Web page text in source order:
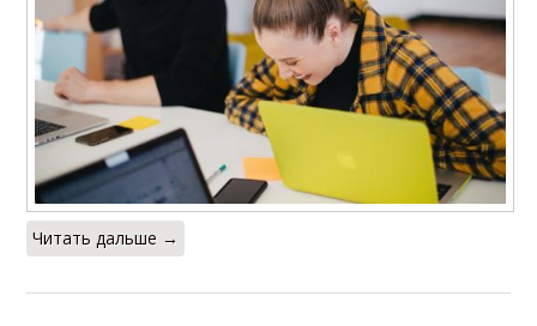
Читать дальше →